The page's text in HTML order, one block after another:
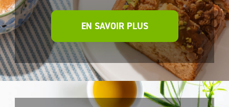
EN SAVOIR PLUS